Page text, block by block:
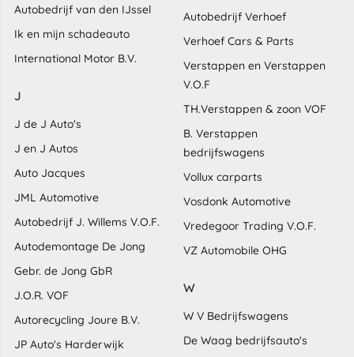
Autobedrijf van den IJssel
Ik en mijn schadeauto
International Motor B.V.
J
J de J Auto's
J en J Autos
Auto Jacques
JML Automotive
Autobedrijf J. Willems V.O.F.
Autodemontage De Jong
Gebr. de Jong GbR
J.O.R. VOF
Autorecycling Joure B.V.
JP Auto's Harderwijk
Autobedrijf Verhoef
Verhoef Cars & Parts
Verstappen en Verstappen
V.O.F
TH.Verstappen & zoon VOF
B. Verstappen
bedrijfswagens
Vollux carparts
Vosdonk Automotive
Vredegoor Trading V.O.F.
VZ Automobile OHG
W
W V Bedrijfswagens
De Waag bedrijfsauto's